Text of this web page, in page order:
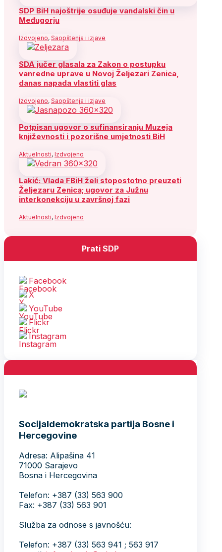
SDP BiH najoštrije osuđuje vandalski čin u
Međugorju
Izdvojeno, Saopštenja i izjave
SDA jučer glasala za Zakon o postupku
vanredne uprave u Novoj Željezari Zenica,
danas napada vlastiti glas
Izdvojeno, Saopštenja i izjave
Potpisan ugovor o sufinansiranju Muzeja
književnosti i pozorišne umjetnosti BiH
Aktuelnosti, Izdvojeno
Lakić: Vlada FBiH želi stopostotno preuzeti
Željezaru Zenica; ugovor za Južnu
interkonekciju u završnoj fazi
Aktuelnosti, Izdvojeno
Prati SDP
Facebook
X
YouTube
Flickr
Instagram
Socijaldemokratska partija Bosne i
Hercegovine
Adresa: Alipašina 41
71000 Sarajevo
Bosna i Hercegovina
Telefon: +387 (33) 563 900
Fax: +387 (33) 563 901
Služba za odnose s javnošću:
Telefon: +387 (33) 563 941 ; 563 917